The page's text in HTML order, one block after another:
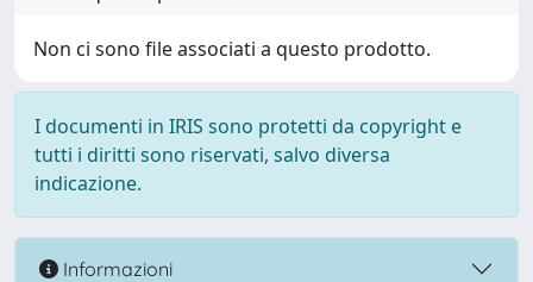
Non ci sono file associati a questo prodotto.
I documenti in IRIS sono protetti da copyright e
tutti i diritti sono riservati, salvo diversa
indicazione.
Informazioni